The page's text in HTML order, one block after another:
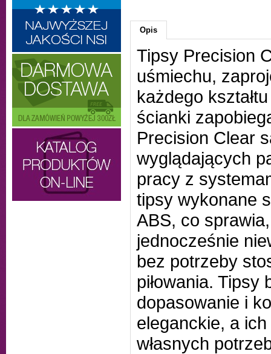
Opis
Tipsy Precision
uśmiechu,
każdego
ścianki
Precision Clear
wyglądających
pracy z
tipsy wykonane
ABS, co
jednocześnie
bez potrzeby
piłowania.
dopasowanie i
eleganckie, a ich
własnych